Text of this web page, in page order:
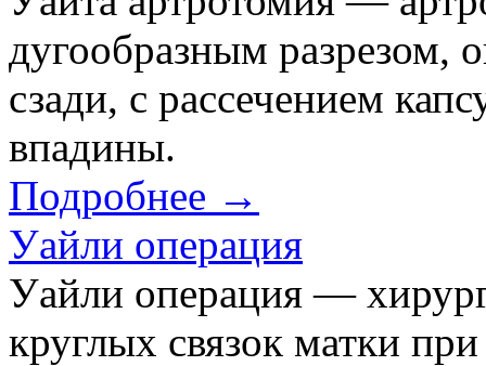
дугообразным разрезом,
сзади, с рассечением
впадины.
Подробнее →
Уайли операция
Уайли операция —
круглых связок матки